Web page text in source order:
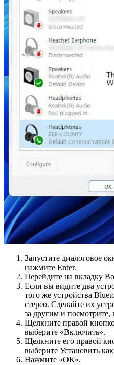
Запустите диалоговое
нажмите Enter.
Перейдите на вкладку
Если вы видите два
того же устройства
стерео. Сделайте их
за другим и посмотрите,
Щелкните правой
выберите «Включить».
Щелкните его правой
выберите Установить
Нажмите «ОК».